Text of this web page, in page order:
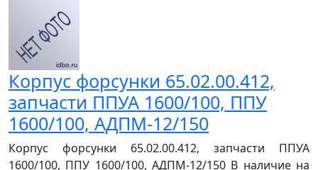
Корпус форсунки 65.02.00.412,
запчасти ППУА 1600/100, ППУ
1600/100, АДПМ-12/150
Корпус форсунки 65.02.00.412, запчасти ППУА
1600/100, ППУ 1600/100, АДПМ-12/150 В наличие на